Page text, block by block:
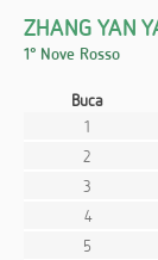
ZHANG YAN
1° Nove Rosso
Buca
1
2
3
4
5